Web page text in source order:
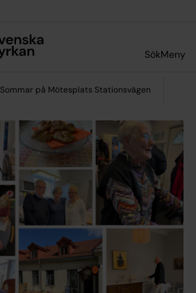
SökMeny
Sommar på Mötesplats Stationsvägen